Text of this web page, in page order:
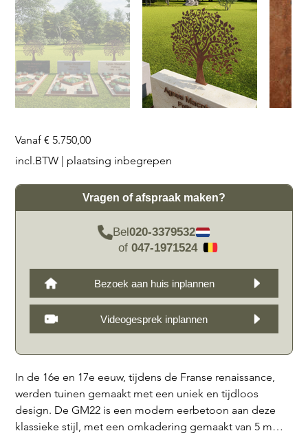
Vanaf Prijs
€ 5.750,00
incl.BTW
plaatsing inbegrepen
Vragen of afspraak maken?
Bel020-3379532
of 047-1971524
Bezoek aan huis inplannen
Videogesprek inplannen
In de 16e en 17e eeuw, tijdens de Franse renaissance,
werden tuinen gemaakt met een uniek en tijdloos
design. De GM22 is een modern eerbetoon aan deze
klassieke stijl, met een omkadering gemaakt van 5 mm